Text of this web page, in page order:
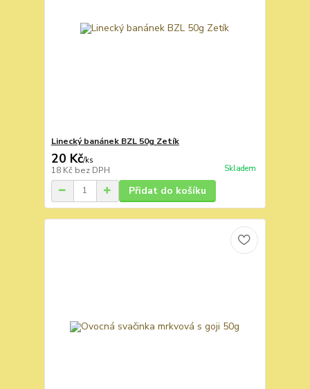
Linecký banánek BZL 50g Zetík
20 Kč/ks
18 Kč bez DPH Skladem
Přidat do košíku